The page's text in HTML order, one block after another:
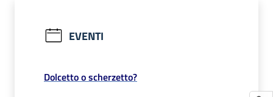
EVENTI
Dolcetto o scherzetto?